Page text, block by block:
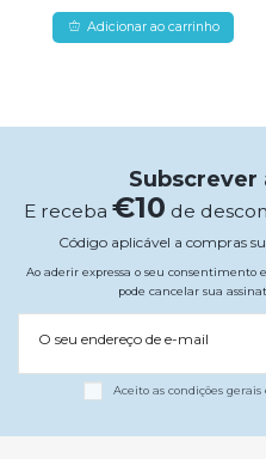
Adicionar ao carrinho
E receba €10 de
Código aplicável a compras
Ao aderir expressa o seu consentimento
pode cancelar sua
O seu endereço de e-mail
Aceito as condições